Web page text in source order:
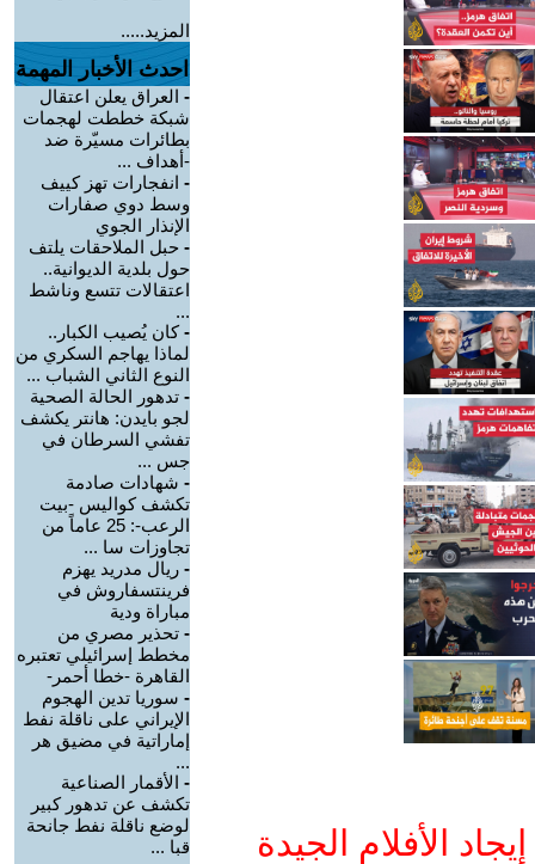
الأفلام الجيدة
المزيد.....
احدث الأخبار المهمة
- العراق يعلن اعتقال
شبكة خططت لهجمات
بطائرات مسيّرة ضد
-أهداف ...
- انفجارات تهز كييف
وسط دوي صفارات
الإنذار الجوي
- حبل الملاحقات يلتف
حول بلدية الديوانية..
اعتقالات تتسع وناشط
...
-كان يُصيب الكبار..
لماذا يهاجم السكري من
النوع الثاني الشباب ...
- تدهور الحالة الصحية
لجو بايدن: هانتر يكشف
تفشي السرطان في
جس ...
- شهادات صادمة
تكشف كواليس -بيت
الرعب-: 25 عاماً من
تجاوزات سا ...
- ريال مدريد يهزم
فرينتسفاروش في
مباراة ودية
- تحذير مصري من
مخطط إسرائيلي تعتبره
القاهرة -خطا أحمر-
- سوريا تدين الهجوم
الإيراني على ناقلة نفط
إماراتية في مضيق هر
...
- الأقمار الصناعية
تكشف عن تدهور كبير
لوضع ناقلة نفط جانحة
قبا ...